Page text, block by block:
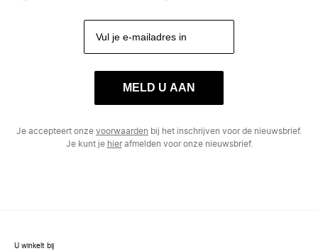
MELD U AAN
Je accepteert onze voorwaarden bij het inschrijven voor de nieuwsbrief.
Je kunt je hierafmelden voor onze nieuwsbrief.
U winkelt bij